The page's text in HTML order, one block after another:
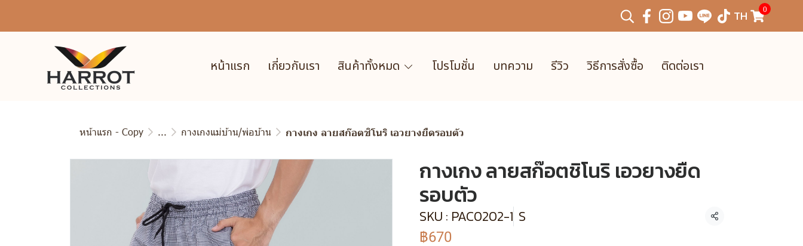
TH 0
หน้าแรก เกี่ยวกับเรา สินค้าทั้งหมด โปรโมชั่น บทความ รีวิว วิธีการสั่งซื้อ ติดต่อเรา
หน้าแรก - Copy ... กางเกงแม่บ้าน/พ่อบ้าน กางเกง ลายสก๊อตชิโนริ เอวยางยืดรอบตัว
กางเกง ลายสก๊อตชิโนริ เอวยางยืด
รอบตัว
SKU : PAC0202-1 S แชร์
฿670